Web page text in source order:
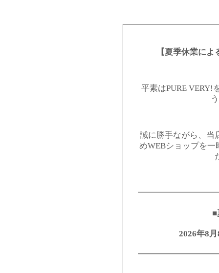
【夏季休業に
平素はPURE VERY!
誠に勝手ながら、当
めWEBショップを
■
2026年8